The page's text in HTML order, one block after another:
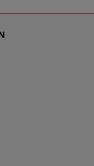
52 von
haben eine sehr
für Sandalen in
der Schuhgröße
entscheidendes
werden.
Herrenschuhe
sowie jeder
dem Zweck